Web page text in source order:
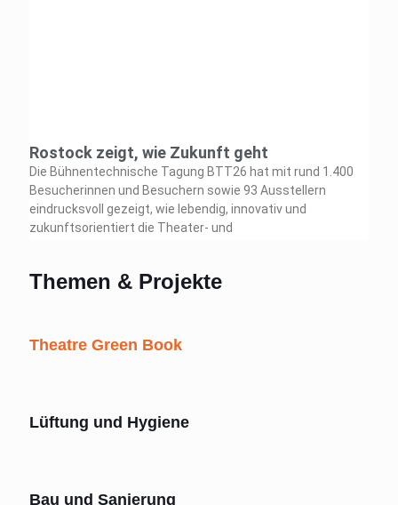
Themen & Projekte
Theatre Green Book
Lüftung und Hygiene
Bau und Sanierung